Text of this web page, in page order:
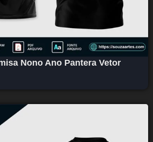
Nono Ano Pantera Vetor